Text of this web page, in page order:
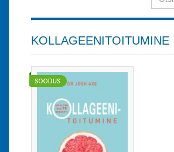
Account
Menu
out)
KOLLAGEENITOITUMINE